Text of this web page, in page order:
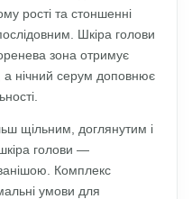
рості та стоншенні
Шкіра голови
зона отримує
а нічний серум доповнює
щільним, доглянутим і
голови —
Комплекс
умови для